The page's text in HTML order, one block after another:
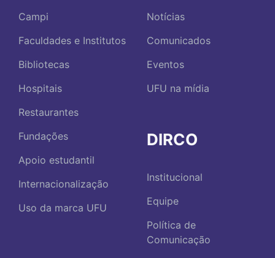
Campi
Faculdades e Institutos
Bibliotecas
Hospitais
Restaurantes
Fundações
Apoio estudantil
Internacionalização
Uso da marca UFU
Notícias
Comunicados
Eventos
UFU na mídia
DIRCO
Institucional
Equipe
Política de
Comunicação